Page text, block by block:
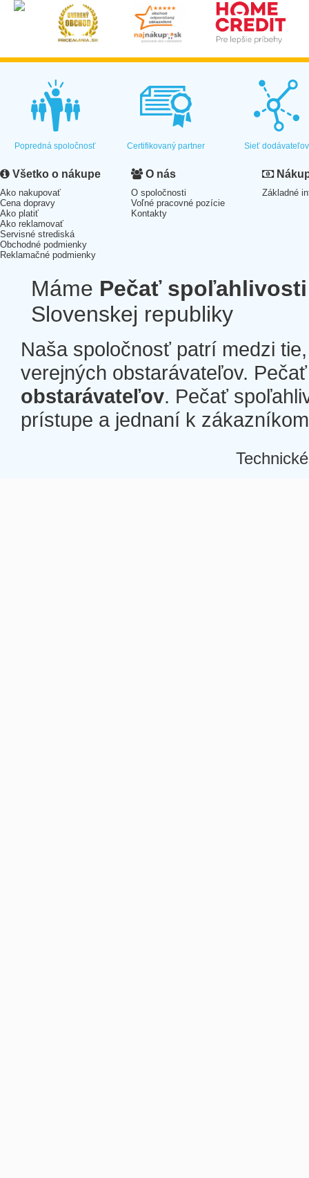
Popredná spoločnosť Certifikovaný partner Sieť dodávateľov
Všetko o nákupe
Ako nakupovať
Cena dopravy
Ako platiť
Ako reklamovať
Servisné strediská
Obchodné podmienky
Reklamačné podmienky
O nás
O spoločnosti
Voľné pracovné pozície
Kontakty
Základné
Máme Pečať spoľahlivosti
Slovenskej republiky
Naša spoločnosť patrí medzi
verejných obstarávateľov.
obstarávateľov. Pečať
prístupe a jednaní k